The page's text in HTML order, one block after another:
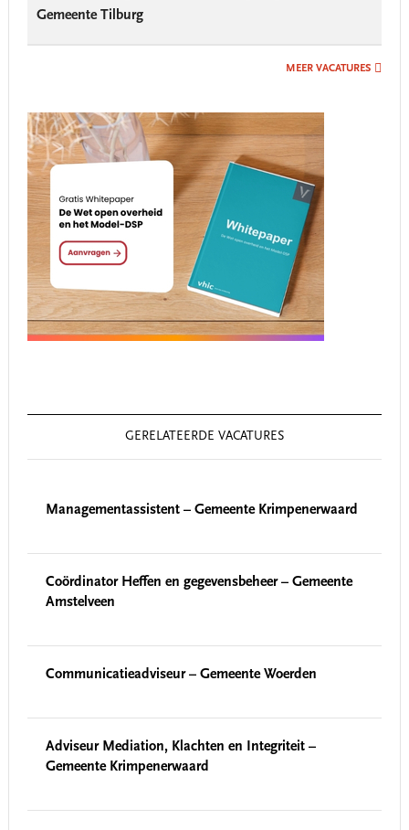
Gemeente Tilburg
MEER VACATURES
GERELATEERDE VACATURES
Managementassistent – Gemeente Krimpenerwaard
Coördinator Heffen en gegevensbeheer – Gemeente
Amstelveen
Communicatieadviseur – Gemeente Woerden
Adviseur Mediation, Klachten en Integriteit –
Gemeente Krimpenerwaard